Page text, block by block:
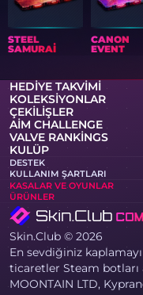
STEEL
SAMURAI
CANON
EVENT
HEDIYE TAKVIMI
KOLEKSIYONLAR
ÇEKILIŞLER
AIM CHALLENGE
VALVE RANKINGS
KULÜP
DESTEK
KULLANIM ŞARTLARI
KASALAR VE OYUNLAR
ÜRÜNLER
Skin.Club © 2026
En sevdiğiniz
ticaretler Steam botları
MOONTAIN LTD,